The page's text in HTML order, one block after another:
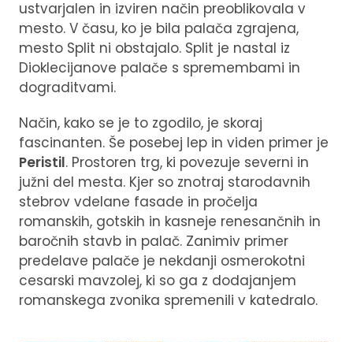
ustvarjalen in izviren način preoblikovala v
mesto. V času, ko je bila palača zgrajena,
mesto Split ni obstajalo. Split je nastal iz
Dioklecijanove palače s spremembami in
dograditvami.
Način, kako se je to zgodilo, je skoraj
fascinanten. Še posebej lep in viden primer je
Peristil. Prostoren trg, ki povezuje severni in
južni del mesta. Kjer so znotraj starodavnih
stebrov vdelane fasade in pročelja
romanskih, gotskih in kasneje renesančnih in
baročnih stavb in palač. Zanimiv primer
predelave palače je nekdanji osmerokotni
cesarski mavzolej, ki so ga z dodajanjem
romanskega zvonika spremenili v katedralo.